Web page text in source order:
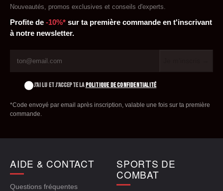
Nouveautés, promos exclusives et conseils d'experts.
Profite de -10%* sur ta première commande en t'inscrivant
à notre newsletter.
J'AI LU ET J'ACCEPTE LAPOLITIQUE DE CONFIDENTIALITÉ
*Code envoyé par email après inscription, valable une fois sur ta première
commande.
AIDE & CONTACT
Questions fréquentes
SPORTS DE
COMBAT